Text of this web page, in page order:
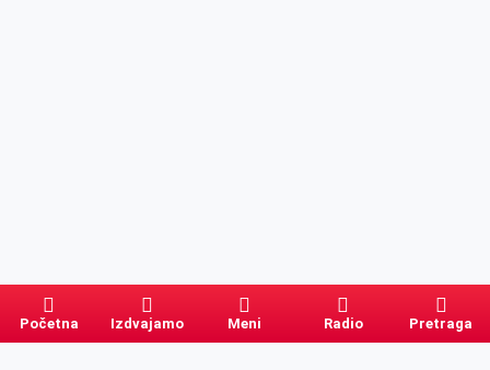
Početna Izdvajamo Meni Radio Pretraga